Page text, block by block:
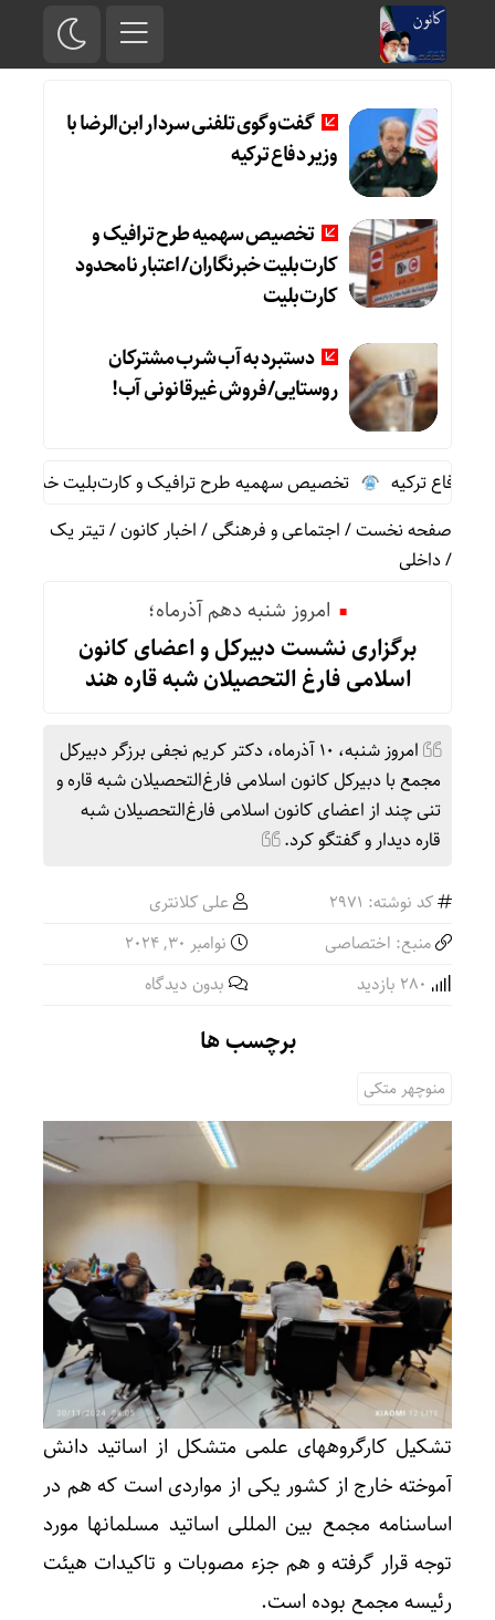
گفت‌وگوی تلفنی سردار ابن‌الرضا با
وزیر دفاع ترکیه
تخصیص سهمیه طرح ترافیک و
کارت‌بلیت خبرنگاران/ اعتبار نامحدود
کارت‌بلیت
دستبرد به آب شرب مشترکان
روستایی/فروش غیرقانونی آب!
ترکیه
تخصیص سهمیه طرح ترافیک و کارت‌بلیت خبرنگاران/
صفحه نخست/اجتماعی و فرهنگی/اخبار کانون/تیتر یک
/داخلی
امروز شنبه دهم آذرماه؛
برگزاری نشست دبیرکل و اعضای کانون
اسلامی فارغ التحصیلان شبه قاره هند
امروز شنبه، ۱۰ آذرماه، دکتر کریم نجفی برزگر دبیرکل
مجمع با دبیرکل کانون اسلامی فارغ‌التحصیلان شبه قاره و
تنی چند از اعضای کانون اسلامی فارغ‌التحصیلان شبه
قاره دیدار و گفتگو کرد.
کد نوشته: 2971
علی کلانتری
منبع: اختصاصی
نوامبر 30, 2024
بدون دیدگاه
برچسب ها
منوچهر متکی
تشکیل کارگروههای علمی متشکل از اساتید دانش
آموخته خارج از کشور یکی از مواردی است که هم در
اساسنامه مجمع بین المللی اساتید مسلمانها مورد
توجه قرار گرفته و هم جزء مصوبات و تاکیدات هیئت
رئیسه مجمع بوده است.